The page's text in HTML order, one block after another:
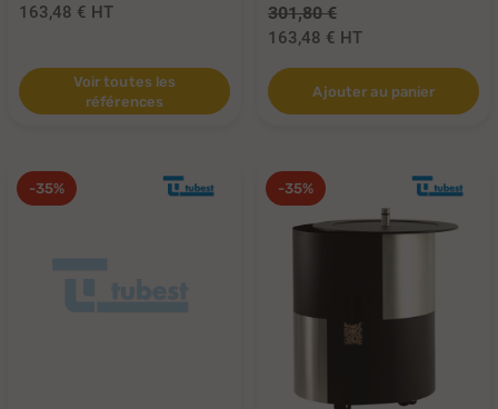
163,48 € HT
Voir toutes les
références
301,80 €
163,48 € HT
Ajouter au panier
-35% -35%